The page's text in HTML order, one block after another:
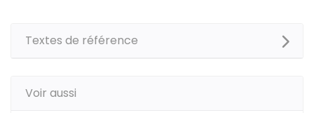
Textes de référence
Voir aussi